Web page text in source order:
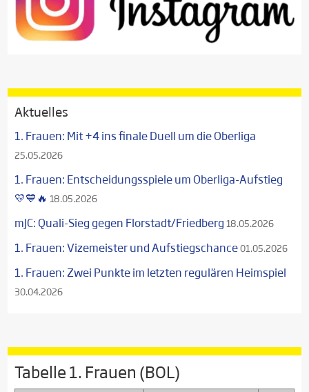
Aktuelles
1. Frauen: Mit +4 ins finale Duell um die Oberliga
25.05.2026
1. Frauen: Entscheidungsspiele um Oberliga-Aufstieg
💛💙🔥 18.05.2026
mJC: Quali-Sieg gegen Florstadt/Friedberg 18.05.2026
1. Frauen: Vizemeister und Aufstiegschance01.05.2026
1. Frauen: Zwei Punkte im letzten regulären Heimspiel
30.04.2026
Tabelle 1. Frauen (BOL)